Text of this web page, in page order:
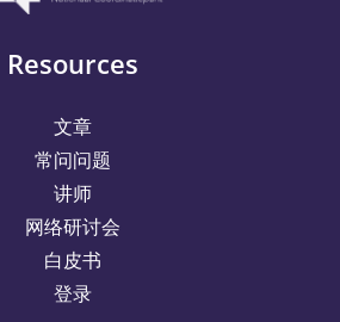
Resources
文章
常问问题
讲师
网络研讨会
白皮书
登录